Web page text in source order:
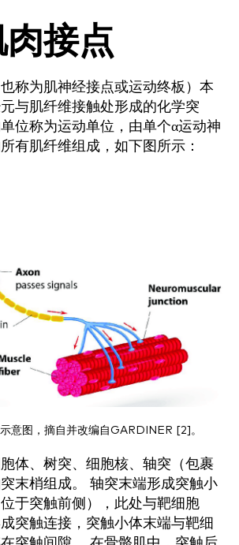
接点
称为肌神经接点或运动终板）本
与肌纤维接触处形成的化学突
位称为运动单位，由单个α运动神
有肌纤维组成，如下图所示：
意图，摘自并改编自GARDINER [2]。
体、树突、细胞核、轴突（包裹
末梢组成。 轴突末端形成突触小
于突触前侧），此处与靶细胞
成突触连接，突触小体末端与靶细